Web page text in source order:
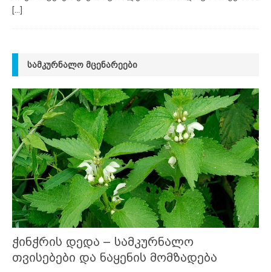
[...]
ᲡᲐᲛᲙᲣᲠᲜᲐᲚᲝ ᲛᲪᲔᲜᲐᲠᲔᲔᲑᲘ
ჭინჭრის დედა – სამკურნალო
თვისებები და ნაყენის მომზადება